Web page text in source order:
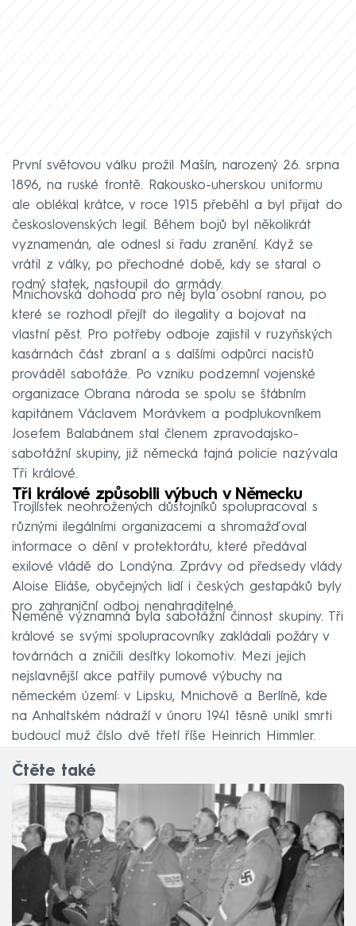
První světovou válku prožil Mašín, narozený 26. srpna
1896, na ruské frontě. Rakousko-uherskou uniformu
ale oblékal krátce, v roce 1915 přeběhl a byl přijat do
československých legií. Během bojů byl několikrát
vyznamenán, ale odnesl si řadu zranění. Když se
vrátil z války, po přechodné době, kdy se staral o
rodný statek, nastoupil do armády.
Mnichovská dohoda pro něj byla osobní ranou, po
které se rozhodl přejít do ilegality a bojovat na
vlastní pěst. Pro potřeby odboje zajistil v ruzyňských
kasárnách část zbraní a s dalšími odpůrci nacistů
prováděl sabotáže. Po vzniku podzemní vojenské
organizace Obrana národa se spolu se štábním
kapitánem Václavem Morávkem a podplukovníkem
Josefem Balabánem stal členem zpravodajsko-
sabotážní skupiny, již německá tajná policie nazývala
Tři králové.
Tři králové způsobili výbuch v Německu
Trojlístek neohrožených důstojníků spolupracoval s
různými ilegálními organizacemi a shromažďoval
informace o dění v protektorátu, které předával
exilové vládě do Londýna. Zprávy od předsedy vlády
Aloise Eliáše, obyčejných lidí i českých gestapáků byly
pro zahraniční odboj nenahraditelné.
Neméně významná byla sabotážní činnost skupiny. Tři
králové se svými spolupracovníky zakládali požáry v
továrnách a zničili desítky lokomotiv. Mezi jejich
nejslavnější akce patřily pumové výbuchy na
německém území: v Lipsku, Mnichově a Berlíně, kde
na Anhaltském nádraží v únoru 1941 těsně unikl smrti
budoucí muž číslo dvě třetí říše Heinrich Himmler.
Čtěte také